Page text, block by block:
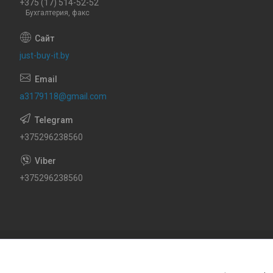
+375 (17) 514-52-52
Бухгалтерия, факс
just-buy-it.by
a3179118@gmail.com
+375296238560
+375296238560